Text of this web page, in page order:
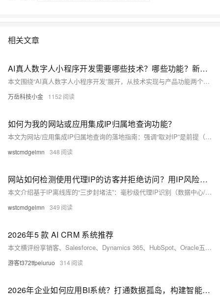
相关文章
AI真人数字人小程序开发需要哪些技术？哪些功能？新手也能看懂
本文围绕“AI真人数字人小程序开发”展开，从技术实现与产品功能两个维度进行系统讲解。内容涵盖数字人建模、语音合成、大模型对话、音视频同步及小程序开发等核心技术，同时梳理了基础与进阶功能模块，并给出新手入局的实操建议。适合企业决策者与开发者快速了解数字人项目的落地路径，助力AI产品商业化应用。
万岳科技小金 1152
如何为我的网站或应用集成IP归属地查询功能？
本文为网站/应用集成IP归属地查询的落地指南：强调“取对IP”是前提（仅信可信上游、严滤私网），采用“本地+Redis缓存+在线API+硬超时熔断”架构，失败自动降级至省/国家；区分展示型与风控型模型，确保可解释、可审计、可回滚，并严守隐私合规红线。（239字）
wstcmdgelmn 348
网站如何检测使用代理IP的访客并拒绝访问？用IP风险识别工具三步封堵
本文介绍基于IP离线库的“三步封堵法”：毫秒级代理IP识别（数据中心/住宅/Tor等）、多维信号分层评分、自动分层封禁（限流/加验/拒绝/永久拉黑）。支持日更、本地部署、零API依赖，精准防御黑产流量，误伤率低。（239字）
wstcmdgelmn 349
2026年5 款 AI CRM 系统推荐
本文横评纷享销客、Salesforce、Dynamics 365、HubSpot、Oracle五款主流AI CRM，从技术底座（RAG/Agent/生态）、场景落地深度、行业适配性及安全合规等维度解析，破除“伪智能”陷阱，助力企业科学选型，聚焦真实提效与业务增长。
游客t372tfpeiuruo 314
2026年企业如何应用BI系统？打通数据孤岛，构建智能分析体系实现降本增效